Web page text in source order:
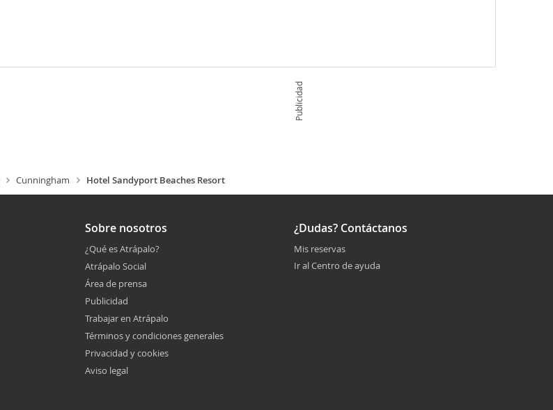
Publicidad
Cunningham Hotel Sandyport Beaches Resort
Sobre nosotros
¿Qué es Atrápalo?
Atrápalo Social
Área de prensa
Publicidad
Trabajar en Atrápalo
Términos y condiciones generales
Privacidad y cookies
Aviso legal
¿Dudas? Contáctanos
Mis reservas
Ir al Centro de ayuda